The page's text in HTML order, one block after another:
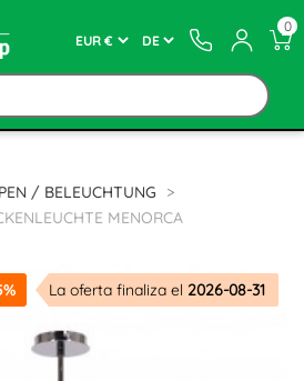
0
/ BELEUCHTUNG
MENORCA
La oferta finaliza el 2026-08-31